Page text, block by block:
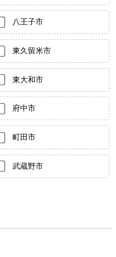
八王子市
東久留米市
東大和市
府中市
町田市
武蔵野市